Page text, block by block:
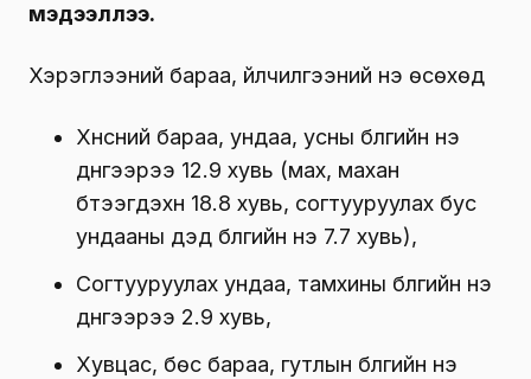
мэдээллээ.
Хэрэглээний бараа, үйлчилгээний үнэ өсөхөд
Хүнсний бараа, ундаа, усны бүлгийн үнэ
дүнгээрээ 12.9 хувь (мах, махан
бүтээгдэхүүн 18.8 хувь, согтууруулах бус
ундааны дэд бүлгийн үнэ 7.7 хувь),
Согтууруулах ундаа, тамхины бүлгийн үнэ
дүнгээрээ 2.9 хувь,
Хувцас, бөс бараа, гутлын бүлгийн үнэ